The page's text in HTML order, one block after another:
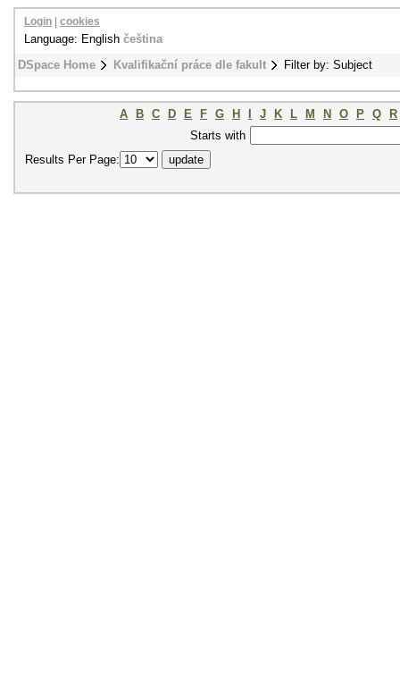
DSpace Home Kvalifikační práce dle fakult Filter by: Subject
Login cookies
Language: English čeština
A B C D E F G H J K L M N O P Q
R
Starts with
Results Per Page: